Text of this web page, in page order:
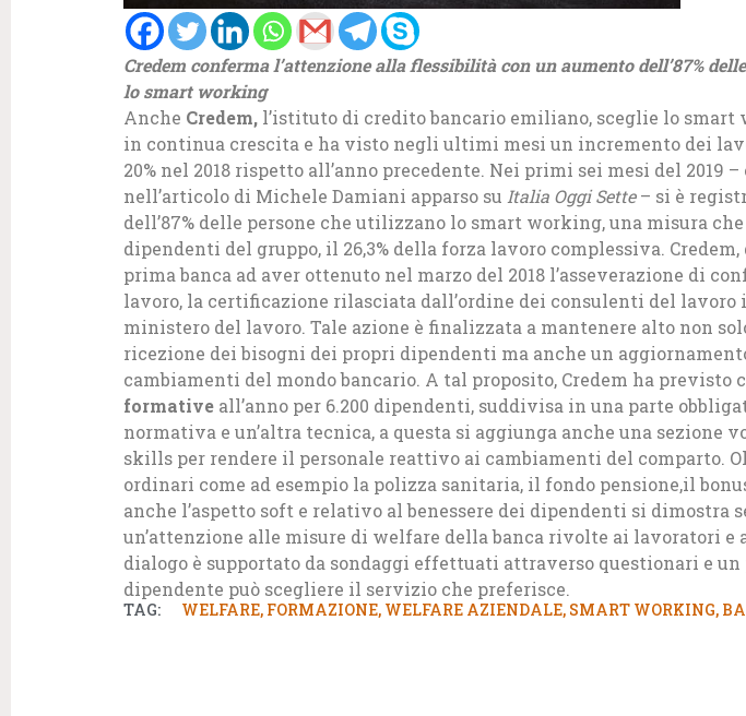
Credem conferma l’attenzione alla flessibilità con un aumento dell’87%
lo smart working
Anche Credem, l’istituto di credito bancario emiliano, sceglie lo smart
in continua crescita e ha visto negli ultimi mesi un incremento dei
20% nel 2018 rispetto all’anno precedente. Nei primi sei mesi del 2019
nell’articolo di Michele Damiani apparso su Italia Oggi Sette– si è
dell’87% delle persone che utilizzano lo smart working, una misura
dipendenti del gruppo, il 26,3% della forza lavoro complessiva. Credem,
prima banca ad aver ottenuto nel marzo del 2018 l’asseverazione di
lavoro, la certificazione rilasciata dall’ordine dei consulenti del lavoro
ministero del lavoro. Tale azione è finalizzata a mantenere alto non
ricezione dei bisogni dei propri dipendenti ma anche un
cambiamenti del mondo bancario. A tal proposito, Credem ha previsto
formative all’anno per 6.200 dipendenti, suddivisa in una parte
normativa e un’altra tecnica, a questa si aggiunga anche una sezione
skills per rendere il personale reattivo ai cambiamenti del comparto.
ordinari come ad esempio la polizza sanitaria, il fondo pensione,il
anche l’aspetto soft e relativo al benessere dei dipendenti si dimostra
un’attenzione alle misure di welfare della banca rivolte ai lavoratori e
dialogo è supportato da sondaggi effettuati attraverso questionari e
dipendente può scegliere il servizio che preferisce.
TAG: WELFARE, FORMAZIONE, WELFARE AZIENDALE, SMART WORKING,